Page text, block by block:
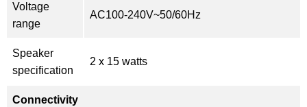
Voltage
range
AC100-240V~50/60Hz
Speaker
specification
2 x 15 watts
Connectivity